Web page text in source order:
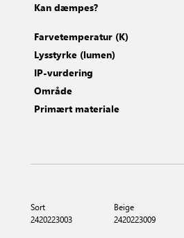
Kan dæmpes?
Farvetemperatur (K)
Lysstyrke (lumen)
IP-vurdering
Område
Primært materiale
Sort
2420223003
Beige
2420223009